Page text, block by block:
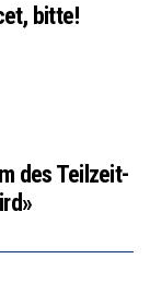
bitte!
des Teilzeit-